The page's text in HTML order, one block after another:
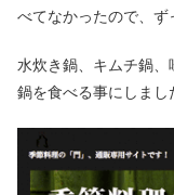
べてなかったので、ず
水炊き鍋、キムチ鍋、
鍋を食べる事にしまし